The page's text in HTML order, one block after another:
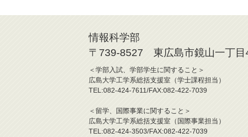
情報科学部
〒739-8527 東広島市鏡山一丁目
＜学部入試、学部学生に関するこ
広島大学工学系総括支援室（学士課程担
TEL:082-424-7611/FAX:082-422-
＜留学、国際事業に関すること
広島大学工学系総括支援室（国際事業担
TEL:082-424-3503/FAX:082-422-